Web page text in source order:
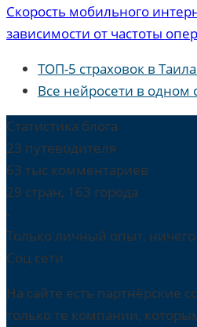
Скорость мобильного
зависимости от частоты
ТОП-5 страховок в
Все нейросети в одном
Статистика блога
23 путеводителя
63 тыс комментариев
29 стран, 163 города
-
Только личный опыт,
Соц сети
На сайте есть партнёрские
только те компании,